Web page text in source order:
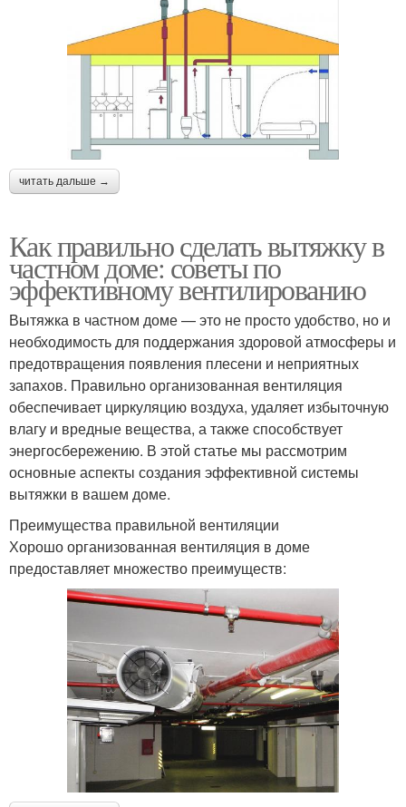
читать дальше →
Как правильно сделать вытяжку в
частном доме: советы по
эффективному вентилированию
Вытяжка в частном доме — это не просто удобство, но и
необходимость для поддержания здоровой атмосферы и
предотвращения появления плесени и неприятных
запахов. Правильно организованная вентиляция
обеспечивает циркуляцию воздуха, удаляет избыточную
влагу и вредные вещества, а также способствует
энергосбережению. В этой статье мы рассмотрим
основные аспекты создания эффективной системы
вытяжки в вашем доме.
Преимущества правильной вентиляции
Хорошо организованная вентиляция в доме
предоставляет множество преимуществ: